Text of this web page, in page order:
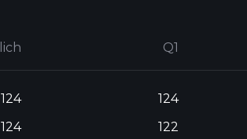
Q1
124 124
124 122